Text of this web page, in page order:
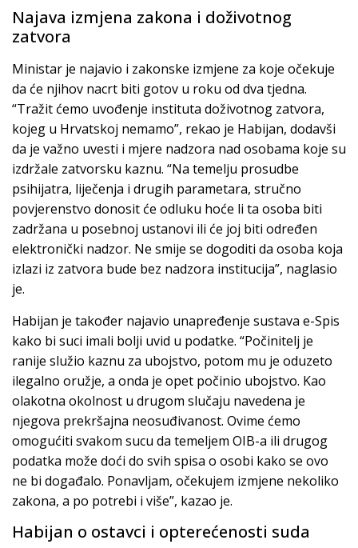
Najava izmjena zakona i doživotnog
zatvora
Ministar je najavio i zakonske izmjene za koje očekuje
da će njihov nacrt biti gotov u roku od dva tjedna.
“Tražit ćemo uvođenje instituta doživotnog zatvora,
kojeg u Hrvatskoj nemamo”, rekao je Habijan, dodavši
da je važno uvesti i mjere nadzora nad osobama koje su
izdržale zatvorsku kaznu. “Na temelju prosudbe
psihijatra, liječenja i drugih parametara, stručno
povjerenstvo donosit će odluku hoće li ta osoba biti
zadržana u posebnoj ustanovi ili će joj biti određen
elektronički nadzor. Ne smije se dogoditi da osoba koja
izlazi iz zatvora bude bez nadzora institucija”, naglasio
je.
Habijan je također najavio unapređenje sustava e-Spis
kako bi suci imali bolji uvid u podatke. “Počinitelj je
ranije služio kaznu za ubojstvo, potom mu je oduzeto
ilegalno oružje, a onda je opet počinio ubojstvo. Kao
olakotna okolnost u drugom slučaju navedena je
njegova prekršajna neosuđivanost. Ovime ćemo
omogućiti svakom sucu da temeljem OIB-a ili drugog
podatka može doći do svih spisa o osobi kako se ovo
ne bi događalo. Ponavljam, očekujem izmjene nekoliko
zakona, a po potrebi i više”, kazao je.
Habijan o ostavci i opterećenosti suda